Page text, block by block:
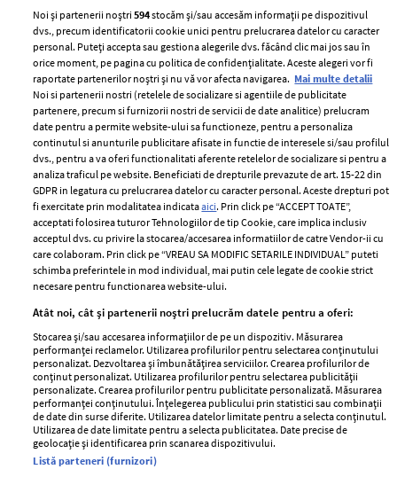
ELLE Style Awards
2024
Despre ELLE
Romania
Contact
Abonamente
Termeni si conditii
Politica de
confidențialitate
Politica de cookies
Publicitate
GSP
Unica
Baby
Retete
femei
Viva
Avantaje
Retete practice
Pariază responsabil! Decizia ONJN nr. 821/25.09.2025.
Jocurile de noroc sunt interzise minorilor.
Noi și partenerii noștri594stocăm și/sau accesăm informații pe dispozitivul
dvs., precum identificatorii cookie unici pentru prelucrarea datelor cu caracter
personal. Puteți accepta sau gestiona alegerile dvs. făcând clic mai jos sau în
orice moment, pe pagina cu politica de confidențialitate. Aceste alegeri vor fi
raportate partenerilor noștri și nu vă vor afecta navigarea. Mai multe detalii
Noi si partenerii nostri (retelele de socializare si agentiile de publicitate
partenere, precum si furnizorii nostri de servicii de date analitice) prelucram
date pentru a permite website-ului sa functioneze, pentru a personaliza
continutul si anunturile publicitare afisate in functie de interesele si/sau profilul
dvs., pentru a va oferi functionalitati aferente retelelor de socializare si pentru a
analiza traficul pe website. Beneficiati de drepturile prevazute de art. 15-22 din
GDPR in legatura cu prelucrarea datelor cu caracter personal. Aceste drepturi pot
fi exercitate prin modalitatea indicataaici. Prin click pe “ACCEPT TOATE”,
acceptati folosirea tuturor Tehnologiilor de tip Cookie, care implica inclusiv
acceptul dvs. cu privire la stocarea/accesarea informatiilor de catre Vendor-ii cu
care colaboram. Prin click pe “VREAU SA MODIFIC SETARILE INDIVIDUAL” puteti
schimba preferintele in mod individual, mai putin cele legate de cookie strict
necesare pentru functionarea website-ului.
Atât noi, cât și partenerii noștri prelucrăm datele pentru a oferi:
Stocarea și/sau accesarea informațiilor de pe un dispozitiv. Măsurarea
performanței reclamelor. Utilizarea profilurilor pentru selectarea conținutului
personalizat. Dezvoltarea și îmbunătățirea serviciilor. Crearea profilurilor de
conținut personalizat. Utilizarea profilurilor pentru selectarea publicității
personalizate. Crearea profilurilor pentru publicitate personalizată. Măsurarea
performanței conținutului. Înțelegerea publicului prin statistici sau combinații
de date din surse diferite. Utilizarea datelor limitate pentru a selecta conținutul.
Utilizarea de date limitate pentru a selecta publicitatea. Date precise de
geolocație și identificarea prin scanarea dispozitivului.
Listă parteneri (furnizori)